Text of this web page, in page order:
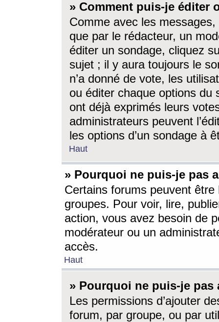
» Comment puis-je éditer
Comme avec les
que par le rédacteur, un
éditer un sondage, cliquez
sujet ; il y aura toujours le
n’a donné de vote, les
ou éditer chaque options du
ont déjà exprimés leurs
administrateurs peuvent
les options d’un sondage à
Haut
» Pourquoi ne puis-je pas
Certains forums peuvent être
groupes. Pour voir, lire,
action, vous avez besoin de
modérateur ou un
accès.
Haut
» Pourquoi ne puis-je
Les permissions d’ajouter
forum, par groupe, ou par